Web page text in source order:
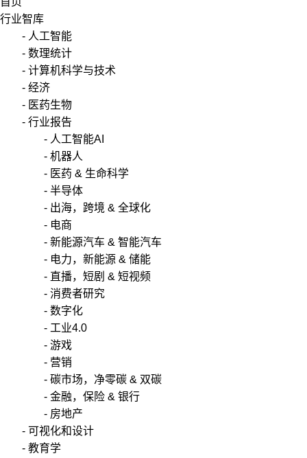
行业智库
- 人工智能
- 数理统计
- 计算机科学与技术
- 经济
- 医药生物
- 行业报告
- 人工智能AI
- 机器人
- 医药 & 生命科学
- 半导体
- 出海，跨境 & 全球化
- 电商
- 新能源汽车 & 智能汽车
- 电力，新能源 & 储能
- 直播，短剧 & 短视频
- 消费者研究
- 数字化
- 工业4.0
- 游戏
- 营销
- 碳市场，净零碳 & 双碳
- 金融，保险 & 银行
- 房地产
- 可视化和设计
- 教育学